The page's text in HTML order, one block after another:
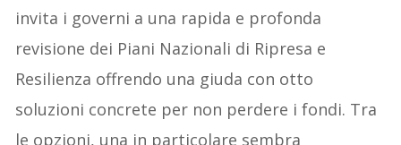
invita i governi a una rapida e profonda
revisione dei Piani Nazionali di Ripresa e
Resilienza offrendo una giuda con otto
soluzioni concrete per non perdere i fondi. Tra
le opzioni, una in particolare sembra